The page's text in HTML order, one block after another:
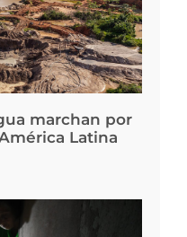
marchan por
Latina